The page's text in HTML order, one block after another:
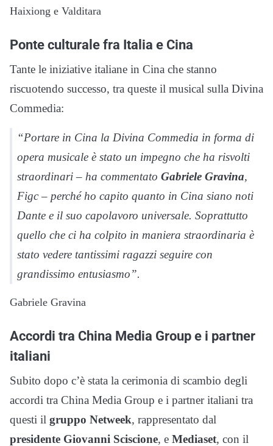
Haixiong e Valditara
Ponte culturale fra Italia e Cina
Tante le iniziative italiane in Cina che stanno
riscuotendo successo, tra queste il musical sulla Divina
Commedia:
“Portare in Cina la Divina Commedia in forma di
opera musicale è stato un impegno che ha risvolti
straordinari – ha commentato Gabriele Gravina,
Figc – perché ho capito quanto in Cina siano noti
Dante e il suo capolavoro universale. Soprattutto
quello che ci ha colpito in maniera straordinaria è
stato vedere tantissimi ragazzi seguire con
grandissimo entusiasmo”.
Gabriele Gravina
Accordi tra China Media Group e i partner
italiani
Subito dopo c’è stata la cerimonia di scambio degli
accordi tra China Media Group e i partner italiani tra
questi il gruppo Netweek, rappresentato dal
presidente Giovanni Sciscione, e Mediaset, con il